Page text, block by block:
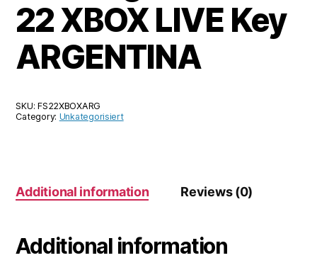
22 XBOX LIVE Key
ARGENTINA
SKU:FS22XBOXARG
Category: Unkategorisiert
Additional information Reviews (0)
Additional information